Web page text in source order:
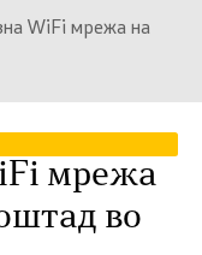
WiFi мрежа на
мрежа
во